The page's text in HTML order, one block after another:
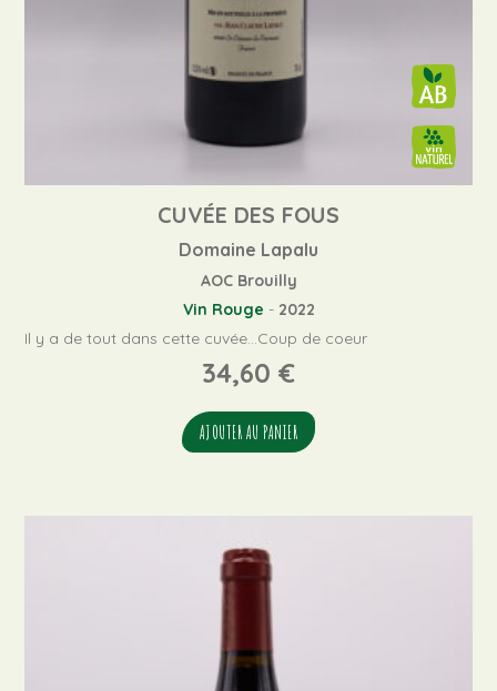
CUVÉE DES FOUS
Domaine Lapalu
AOC Brouilly
Vin Rouge - 2022
Il y a de tout dans cette cuvée...Coup de coeur
34,60 €
AJOUTER AU PANIER